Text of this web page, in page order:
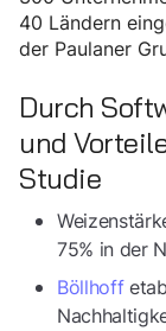
40 Ländern
der Paulaner
Durch
und
Studie
75% in der
Böllhoff